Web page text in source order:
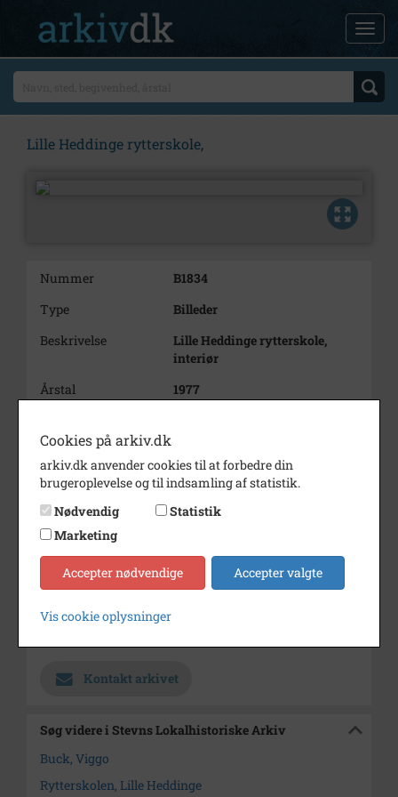
Lille Heddinge rytterskole,
Nummer
B1834
Type
Billeder
Beskrivelse
Lille Heddinge rytterskole,
interiør
Årstal
1977
Fotograf
Størrelse
17 x 24 cm
Materiale
s/h positiv
Se på kort
Type
Sogn (1000-2050)
Enhed
Kontakt arkivet
Søg videre i Stevns Lokalhistoriske Arkiv
Buck, Viggo
Rytterskolen, Lille Heddinge
Cookies på arkiv.dk
arkiv.dk anvender cookies til at forbedre din
brugeroplevelse og til indsamling af statistik.
Nødvendig
Statistik
Marketing
Accepter nødvendige Accepter valgte
Vis cookie oplysninger